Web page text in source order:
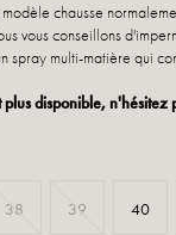
chausse
vous conseillons
spray multi-matière qui
disponible, n'hésitez
38 39 40